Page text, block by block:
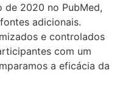
2020 no PubMed,
adicionais.
e controlados
com um
a eficácia da